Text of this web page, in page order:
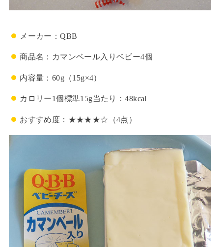
メーカー：QBB
商品名：カマンベール入りベビー4個
内容量：60g（15g×4）
カロリー1個標準15g当たり：48kcal
おすすめ度：★★★★☆（4点）